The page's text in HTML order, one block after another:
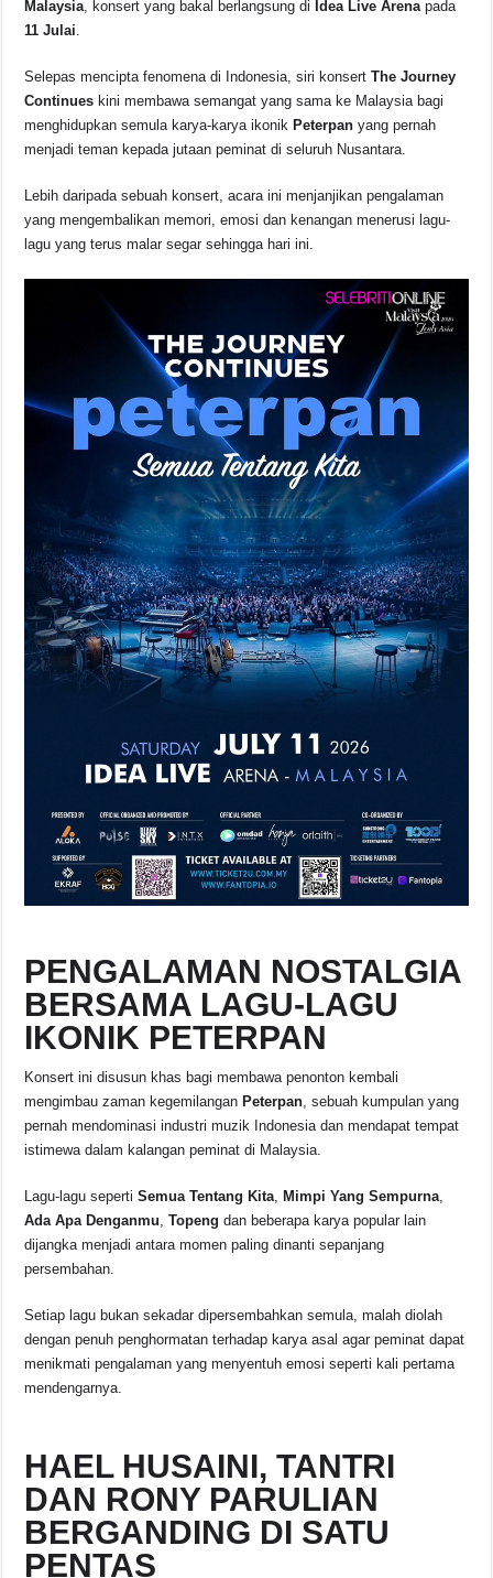
e
b
o
o
k
s
p
p
a
s
y
n
k
e
Malaysia, konsert yang bakal berlangsung di Idea Live Arenapada
11 Julai.
Selepas mencipta fenomena di Indonesia, siri konsertThe Journey
Continues kini membawa semangat yang sama ke Malaysia bagi
menghidupkan semula karya-karya ikonik Peterpan yang pernah
menjadi teman kepada jutaan peminat di seluruh Nusantara.
Lebih daripada sebuah konsert, acara ini menjanjikan pengalaman
yang mengembalikan memori, emosi dan kenangan menerusi lagu-
lagu yang terus malar segar sehingga hari ini.
PENGALAMAN NOSTALGIA
BERSAMA LAGU-LAGU
IKONIK PETERPAN
Konsert ini disusun khas bagi membawa penonton kembali
mengimbau zaman kegemilangan Peterpan, sebuah kumpulan yang
pernah mendominasi industri muzik Indonesia dan mendapat tempat
istimewa dalam kalangan peminat di Malaysia.
Lagu-lagu sepertiSemua Tentang Kita, Mimpi Yang Sempurna,
Ada Apa Denganmu,Topeng dan beberapa karya popular lain
dijangka menjadi antara momen paling dinanti sepanjang
persembahan.
Setiap lagu bukan sekadar dipersembahkan semula, malah diolah
dengan penuh penghormatan terhadap karya asal agar peminat dapat
menikmati pengalaman yang menyentuh emosi seperti kali pertama
mendengarnya.
HAEL HUSAINI, TANTRI
DAN RONY PARULIAN
BERGANDING DI SATU
PENTAS